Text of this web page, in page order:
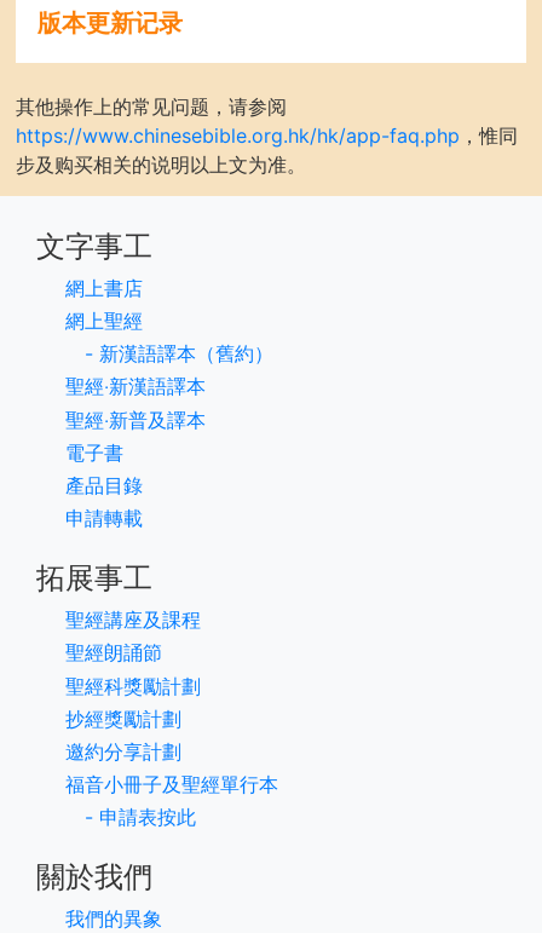
版本更新记录
其他操作上的常见问题，请参阅
https://www.chinesebible.org.hk/hk/app-faq.php ，惟同
步及购买相关的说明以上文为准。
文字事工
網上書店
網上聖經
- 新漢語譯本（舊約）
聖經‧新漢語譯本
聖經‧新普及譯本
電子書
產品目錄
申請轉載
拓展事工
聖經講座及課程
聖經朗誦節
聖經科獎勵計劃
抄經獎勵計劃
邀約分享計劃
福音小冊子及聖經單行本
- 申請表按此
關於我們
我們的異象